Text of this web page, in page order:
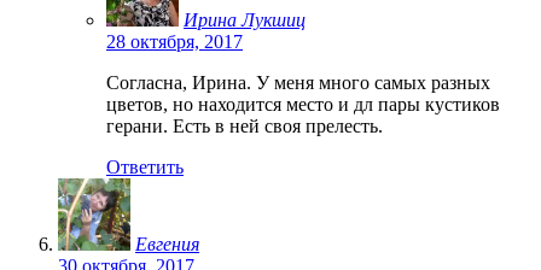
Ирина Лукшиц
28 октября, 2017
Согласна, Ирина. У меня много самых разных
цветов, но находится место и дл пары кустиков
герани. Есть в ней своя прелесть.
Ответить
Евгения
30 октября, 2017